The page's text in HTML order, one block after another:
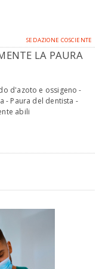
SEDAZIONE COSCIENTE
LA PAURA
d'azoto e ossigeno -
- Paura del dentista -
abili